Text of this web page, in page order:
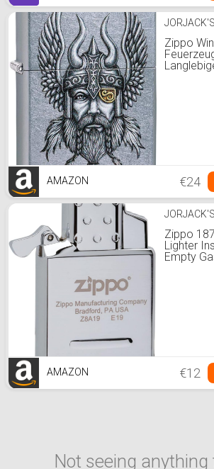
Zippo
|
AMAZON €24
Zippo
Lighter
Empty
AMAZON €12
Not seeing anything